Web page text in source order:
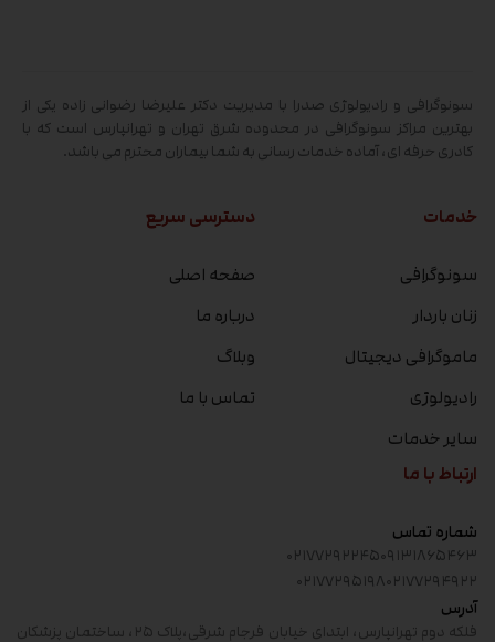
سونوگرافی و رادیولوژی صدرا با مدیریت دکتر علیرضا رضوانی زاده یکی از
بهترین مراکز سونوگرافی در محدوده شرق تهران و تهرانپارس است که با
کادری حرفه ای، آماده خدمات رسانی به شما بیماران محترم می باشد.
خدمات
سونوگرافی
زنان باردار
ماموگرافی دیجیتال
رادیولوژی
سایر خدمات
دسترسی سریع
صفحه اصلی
درباره ما
وبلاگ
تماس با ما
ارتباط با ما
شماره تماس
۰۹۱۳۱۸۶۵۴۶۳۰۲۱۷۷۲۹۲۲۴۵
۰۲۱۷۷۲۹۴۹۲۲۰۲۱۷۷۲۹۵۱۹۸
آدرس
فلکه دوم تهرانپارس، ابتدای خیابان فرجام شرقی،پلاک ۲۵، ساختمان پزشکان